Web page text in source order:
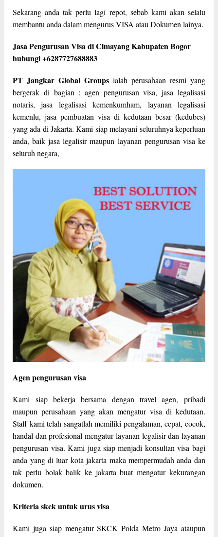
Sekarang anda tak perlu lagi repot, sebab kami akan selalu
membantu anda dalam mengurus VISA atau Dokumen lainya.
Jasa Pengurusan Visa di Cimayang Kabupaten Bogor
hubungi +6287727688883
PT Jangkar Global Groups ialah perusahaan resmi yang
bergerak di bagian : agen pengurusan visa, jasa legalisasi
notaris, jasa legalisasi kemenkumham, layanan legalisasi
kemenlu, jasa pembuatan visa di kedutaan besar (kedubes)
yang ada di Jakarta. Kami siap melayani seluruhnya keperluan
anda, baik jasa legalisir maupun layanan pengurusan visa ke
seluruh negara,
Agen pengurusan visa
Kami siap bekerja bersama dengan travel agen, pribadi
maupun perusahaan yang akan mengatur visa di kedutaan.
Staff kami telah sangatlah memiliki pengalaman, cepat, cocok,
handal dan profesional mengatur layanan legalisir dan layanan
pengurusan visa. Kami juga siap menjadi konsultan visa bagi
anda yang di luar kota jakarta maka mempermudah anda dan
tak perlu bolak balik ke jakarta buat mengatur kekurangan
dokumen.
Kriteria skck untuk urus visa
Kami juga siap mengatur SKCK Polda Metro Jaya ataupun